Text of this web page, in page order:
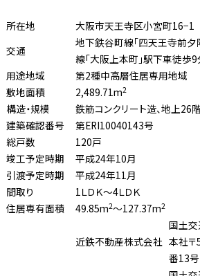
所在地
大阪市天王寺区小宮町16−1
交通
地下鉄谷町線「四天王寺前夕
線「大阪上本町」駅下車徒歩
用途地域
第2種中高層住居専用地域
敷地面積
2,489.71m2
構造・規模
鉄筋コンクリート造、地上26
建築確認番号
第ERI10040143号
総戸数
120戸
竣工予定時期
平成24年10月
引渡予定時期
平成24年11月
間取り
1ＬＤＫ〜4ＬＤＫ
住居専有面積
49.85m2〜127.37m2
近鉄不動産株式会社
国土交
本社
番13号